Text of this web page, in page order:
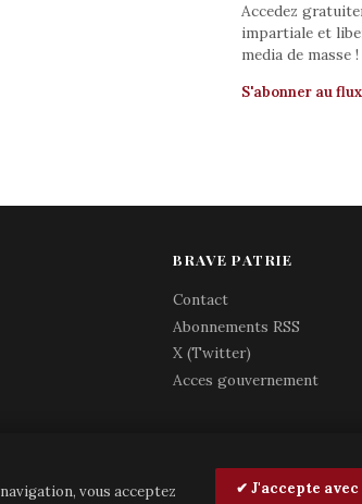
Accedez
impartiale et
media de masse !
S'abonner au
BRAVE PATRIE
Contact
Abonnements RSS
X (Twitter)
Acces gouvernement
—
vous acceptez
✔ J'accepte